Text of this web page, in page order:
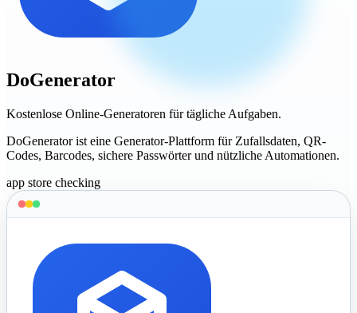
DoGenerator
Kostenlose Online-Generatoren für tägliche Aufgaben.
DoGenerator ist eine Generator-Plattform für Zufallsdaten, QR-
Codes, Barcodes, sichere Passwörter und nützliche Automationen.
app store checking